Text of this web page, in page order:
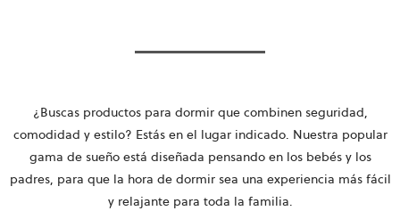
¿Buscas productos para dormir que combinen seguridad,
comodidad y estilo? Estás en el lugar indicado. Nuestra popular
gama de sueño está diseñada pensando en los bebés y los
padres, para que la hora de dormir sea una experiencia más fácil
y relajante para toda la familia.